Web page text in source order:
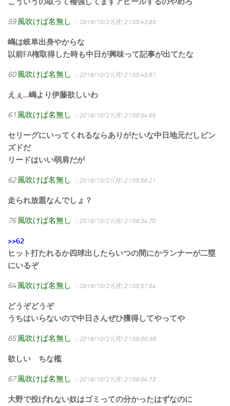
59 風吹けば名無し ：2019/10/21(月) 21:05:43.83
嶋は岐阜出身やからな
以前FA権取得した時も中日が興味って記事が出てたな
60 風吹けば名無し ：2019/10/21(月) 21:05:45.81
えぇ…嶋より伊藤欲しいわ
61 風吹けば名無し ：2019/10/21(月) 21:05:54.66
セリーグにいってくれるならありがたいな中日地元だしピン
ズドだ
リードはいい弱肩だが
62 風吹けば名無し ：2019/10/21(月) 21:05:56.21
走られ放題なんでしょ？
76 風吹けば名無し ：2019/10/21(月) 21:06:34.70
>>62
ヒット打たれるか四球出したらいつの間にかランナーが二塁
にいるぞ
64 風吹けば名無し ：2019/10/21(月) 21:05:57.54
どうぞどうぞ
うちはいらないので中日さんぜひ獲得してやってや
65 風吹けば名無し ：2019/10/21(月) 21:06:00.38
欲しい ちな檻
67 風吹けば名無し ：2019/10/21(月) 21:06:04.73
大野で投げれない奴はゴミっての分かったはずなのに